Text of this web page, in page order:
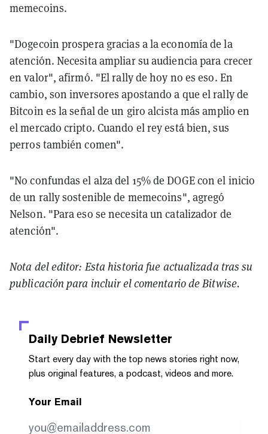
memecoins.
"Dogecoin prospera gracias a la economía de la
atención. Necesita ampliar su audiencia para crecer
en valor", afirmó. "El rally de hoy no es eso. En
cambio, son inversores apostando a que el rally de
Bitcoin es la señal de un giro alcista más amplio en
el mercado cripto. Cuando el rey está bien, sus
perros también comen".
"No confundas el alza del 15% de DOGE con el inicio
de un rally sostenible de memecoins", agregó
Nelson. "Para eso se necesita un catalizador de
atención".
Nota del editor: Esta historia fue actualizada tras su
publicación para incluir el comentario de Bitwise.
Daily Debrief Newsletter
Start every day with the top news stories right now,
plus original features, a podcast, videos and more.
Your Email